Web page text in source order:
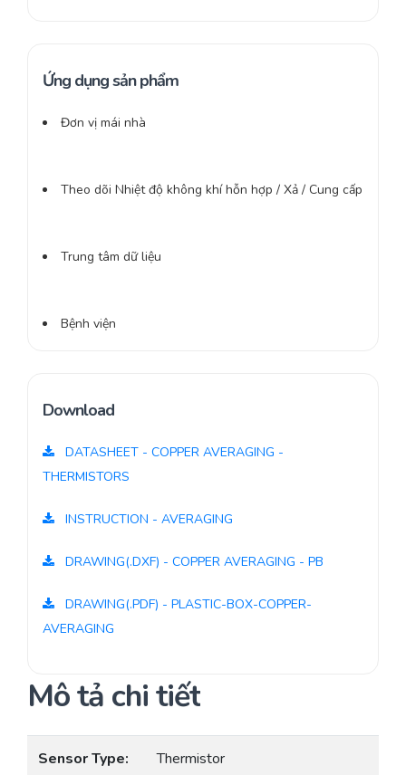
Ứng dụng sản phẩm
Đơn vị mái nhà
Theo dõi Nhiệt độ không khí hỗn hợp / Xả / Cung cấp
Trung tâm dữ liệu
Bệnh viện
Download
DATASHEET - COPPER AVERAGING -
THERMISTORS
INSTRUCTION - AVERAGING
DRAWING(.DXF) - COPPER AVERAGING - PB
DRAWING(.PDF) - PLASTIC-BOX-COPPER-
AVERAGING
Mô tả chi tiết
Sensor Type: Thermistor